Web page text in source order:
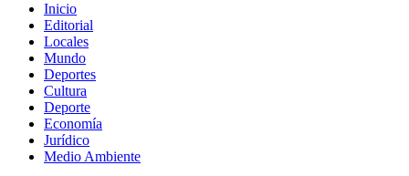
Inicio
Editorial
Locales
Mundo
Deportes
Cultura
Deporte
Economía
Jurídico
Medio Ambiente